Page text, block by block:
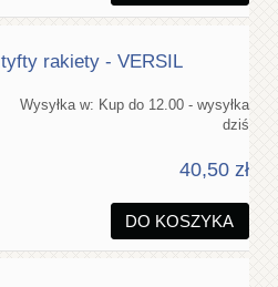
rakiety - VERSIL
Wysyłka w: Kup do 12.00 - wysyłka
dziś
40,50 zł
DO KOSZYKA